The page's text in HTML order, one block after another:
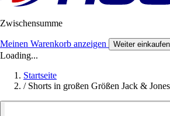
Zwischensumme
Meinen Warenkorb anzeigen Weiter einkaufen
Loading...
Startseite
/ Shorts in großen Größen Jack &